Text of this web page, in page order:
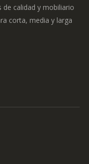
calidad y mobiliario
corta, media y larga